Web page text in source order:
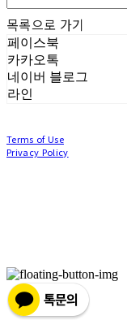
목록으로 가기
페이스북
카카오톡
네이버 블로그
라인
Terms of Use
Privacy Policy